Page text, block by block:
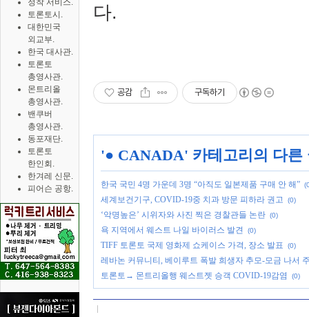
정착 서비스.
토론토시.
대한민국
외교부.
한국 대사관.
토론토
총영사관.
몬트리올
총영사관.
밴쿠버
총영사관.
동포재단.
토론토
한인회.
한겨레 신문.
피어슨 공항.
다.
공감 구독하기
'● CANADA' 카테고리의 다른
한국 국민 4명 가운데 3명 “아직도 일본제품 구매 안 해”
세계보건기구, COVID-19중 치과 방문 피하라 권고 (0)
‘악명높은’ 시위자와 사진 찍은 경찰관들 논란 (0)
욕 지역에서 웨스트 나일 바이러스 발견 (0)
TIFF 토론토 국제 영화제 쇼케이스 가격, 장소 발표 (0)
레바논 커뮤니티, 베이루트 폭발 희생자 추모-모금 나서
토론토→ 몬트리올행 웨스트젯 승객 COVID-19감염
(0)